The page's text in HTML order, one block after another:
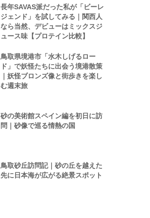
長年SAVAS派だった私が「ビーレ
ジェンド」を試してみる｜関西人
なら当然、デビューはミックスジ
ュース味【プロテイン比較】
鳥取県境港市「水木しげるロー
ド」で妖怪たちに出会う境港散策
｜妖怪ブロンズ像と街歩きを楽し
む週末旅
砂の美術館スペイン編を初日に訪
問｜砂像で巡る情熱の国
鳥取砂丘訪問記｜砂の丘を越えた
先に日本海が広がる絶景スポット